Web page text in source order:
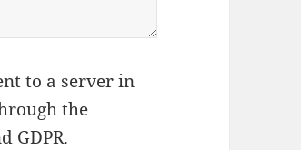
to a server in
the
GDPR.